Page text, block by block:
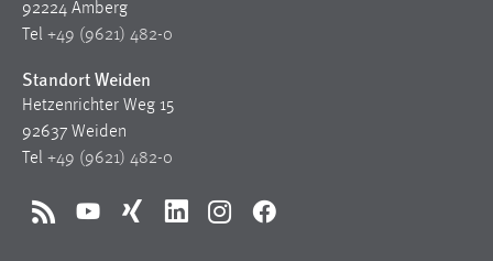
92224 Amberg
Tel +49 (9621) 482-0
Standort Weiden
Hetzenrichter Weg 15
92637 Weiden
Tel +49 (9621) 482-0
RSS YouTubeXing LinkedInInstagramFacebook